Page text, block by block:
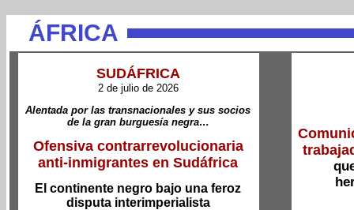
ÁFRICA
SUDÁFRICA
2 de julio de 2026
Alentada por las transnacionales y sus socios
de la gran burguesía negra…
Ofensiva contrarrevolucionaria
anti-inmigrantes en Sudáfrica
El continente negro bajo una feroz
disputa interimperialista